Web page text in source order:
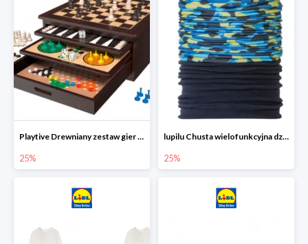
Playtive Drewniany zestaw gier 10 w 1
25%
lupilu Chusta wielofunkcyjna dziecięca
25%